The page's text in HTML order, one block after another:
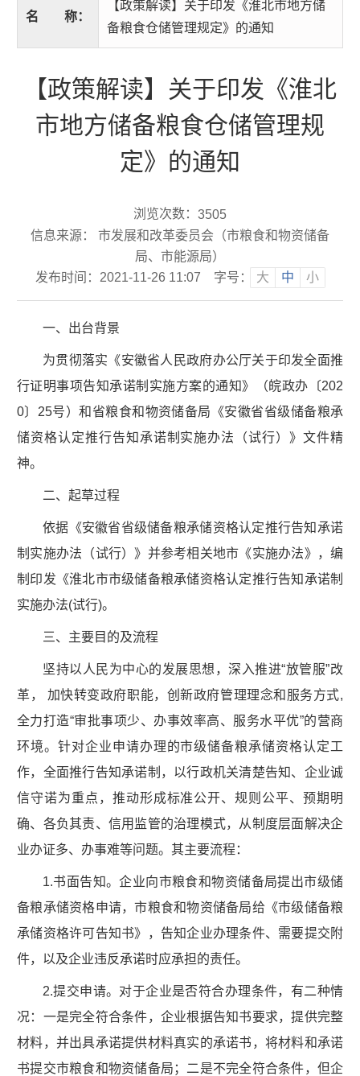
名 称：
【政策解读】关于印发《淮北市地方储
备粮食仓储管理规定》的通知
【政策解读】关于印发《淮北
市地方储备粮食仓储管理规
定》的通知
浏览次数： 3505
信息来源： 市发展和改革委员会（市粮食和物资储备
局、市能源局）
发布时间：2021-11-26 11:07
字号： 大 中 小
一、出台背景
为贯彻落实《安徽省人民政府办公厅关于印发全面推
行证明事项告知承诺制实施方案的通知》（皖政办〔202
0〕25号）和省粮食和物资储备局《安徽省省级储备粮承
储资格认定推行告知承诺制实施办法（试行）》文件精
神。
二、起草过程
依据《安徽省省级储备粮承储资格认定推行告知承诺
制实施办法（试行）》并参考相关地市《实施办法》，编
制印发《淮北市市级储备粮承储资格认定推行告知承诺制
实施办法(试行)。
三、主要目的及流程
坚持以人民为中心的发展思想，深入推进“放管服”改
革， 加快转变政府职能，创新政府管理理念和服务方式,
全力打造“审批事项少、办事效率高、服务水平优”的营商
环境。针对企业申请办理的市级储备粮承储资格认定工
作，全面推行告知承诺制，以行政机关清楚告知、企业诚
信守诺为重点，推动形成标准公开、规则公平、预期明
确、各负其责、信用监管的治理模式，从制度层面解决企
业办证多、办事难等问题。其主要流程：
1.书面告知。企业向市粮食和物资储备局提出市级储
备粮承储资格申请，市粮食和物资储备局给《市级储备粮
承储资格许可告知书》，告知企业办理条件、需要提交附
件，以及企业违反承诺时应承担的责任。
2.提交申请。对于企业是否符合办理条件，有二种情
况：一是完全符合条件，企业根据告知书要求，提供完整
材料，并出具承诺提供材料真实的承诺书，将材料和承诺
书提交市粮食和物资储备局；二是不完全符合条件，但企